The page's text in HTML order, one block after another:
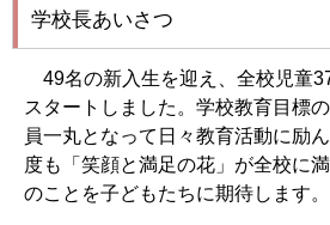
学校長あいさつ
49名の新入生を迎え、全校児童
スタートしました。学校教育目標
員一丸となって日々教育活動に励
度も「笑顔と満足の花」が全校に
のことを子どもたちに期待します。